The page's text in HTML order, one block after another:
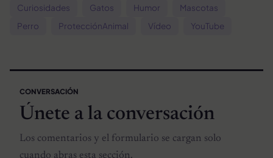
Curiosidades
Gatos Humor
Mascotas
Perro
ProtecciónAnimal Vídeo YouTube
CONVERSACIÓN
Únete a la conversación
Los comentarios y el formulario se cargan solo
cuando abras esta sección.